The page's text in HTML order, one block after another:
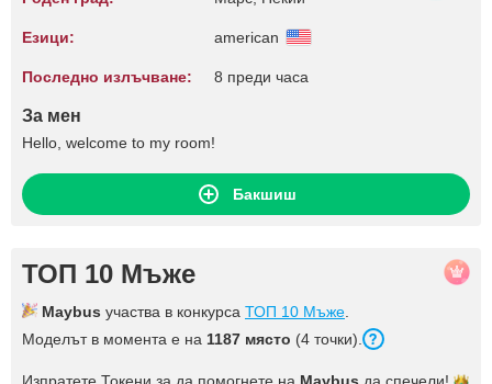
Езици: american
Последно излъчване: 8 преди часа
За мен
Hello, welcome to my room!
Бакшиш
ТОП 10 Мъже
Maybus участва в конкурса ТОП 10 Мъже
Моделът в момента е на 1187 място (4 точки).